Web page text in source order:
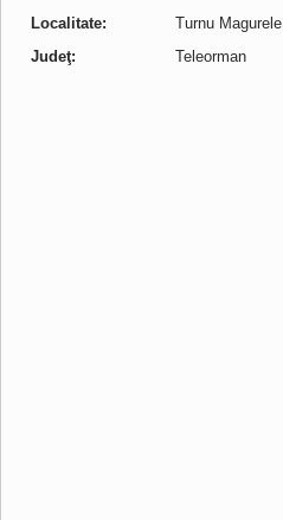
Localitate:
Turnu Magurele
Judeţ:
Teleorman